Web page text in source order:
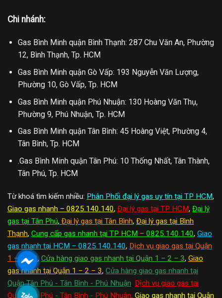
Chi nhánh:
Gas Bình Minh quận Bình Thạnh: 287 Chu Văn An, Phường
12, Bình Thạnh, Tp. HCM
Gas Bình Minh quận Gò Vấp: 193 Nguyễn Văn Lượng,
Phường 10, Gò Vấp, Tp. HCM
Gas Bình Minh quận Phú Nhuận: 130 Hoàng Văn Thụ,
Phường 9, Phú Nhuận, Tp. HCM
Gas Bình Minh quận Tân Bình: 45 Hoàng Việt, Phường 4,
Tân Bình, Tp. HCM
.Gas Bình Minh quận Tân Phú: 10 Thống Nhất, Tân Thành,
Tân Phú, Tp. HCM
Từ khoá tìm kiếm nhiều: Phân Phối đại lý gas uy tín tại TP HCM,
Giao gas nhanh – 0825.140.140, Đại lý gas tại TP HCM, Đại lý
gas tại Tân Phú, Đại lý gas tại Tân Bình, Đại lý gas tại Bình
Thạnh, Cung cấp gas nhanh tại TP HCM – 0825.140.140, Giao
gas nhanh tại HCM – 0825.140.140, Dịch vụ giao gas tại Quận
1 – 2 – 3,Cửa hàng giao gas nhanh tại Quận 1 – 2 – 3, Giao
gas nhanh tại Quận 1 – 2 – 3, Cửa hàng giao gas nhanh tại
Quận Tân Phú - Tân Bình - Phú Nhuận Dịch vụ giao gas tại
Quận Tân Phú - Tân Bình - Phú Nhuận, Giao gas nhanh tại Quận